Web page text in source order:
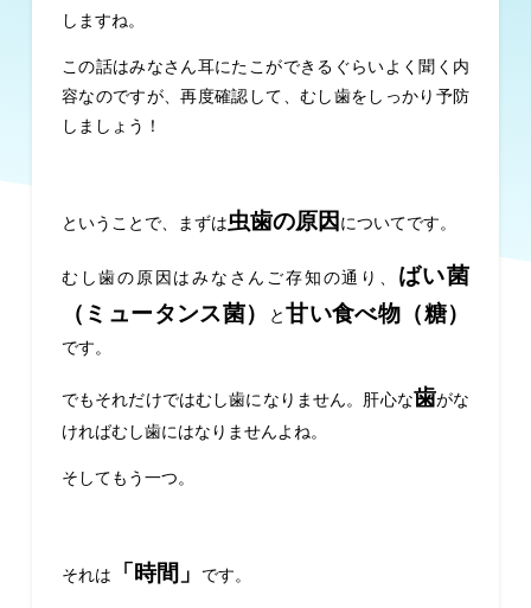
しますね。
この話はみなさん耳にたこができるぐらいよく聞く内
容なのですが、再度確認して、むし歯をしっかり予防
しましょう！
ということで、まずは虫歯の原因 についてです。
むし歯の原因はみなさんご存知の通り、 ばい菌
（ミュータンス菌）
と甘い食べ物（糖）
です。
でもそれだけではむし歯になりません。肝心な歯がな
ければむし歯にはなりませんよね。
そしてもう一つ。
それは 「時間」 です。